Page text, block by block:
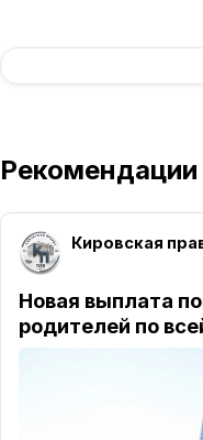
Рекомендации
Кировская
Новая выплата
родителей по